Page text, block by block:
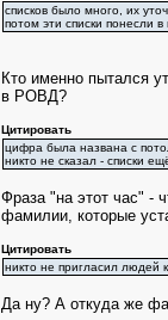
списков было много, их
потом эти списки понесли
Кто именно пытался
в РОВД?
Цитировать
цифра была названа с
никто не сказал - списки
Фраза "на этот час" -
фамилии, которые
Цитировать
никто не пригласил людей
Да ну? А откуда же